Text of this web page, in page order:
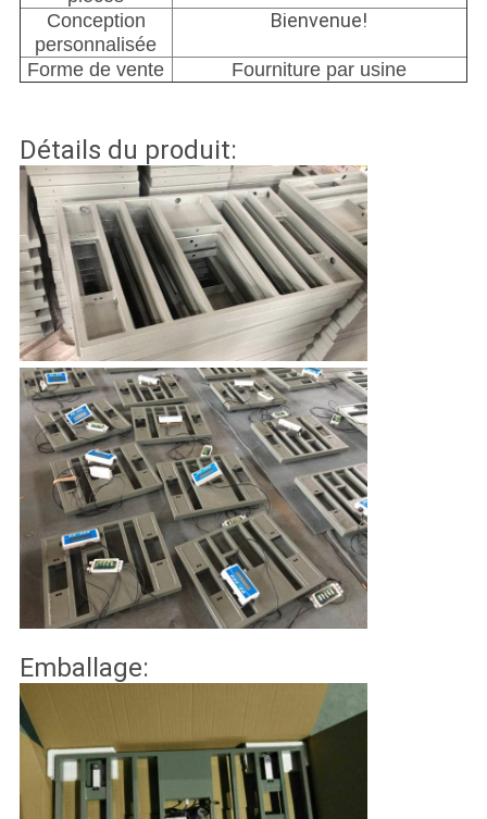
Conception
personnalisée
Bienvenue!
Forme de vente Fourniture par usine
Détails du produit:
Emballage: